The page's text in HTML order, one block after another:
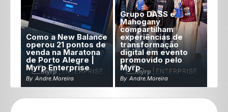
Como a New Balance
operou 21 pontos de
venda na Maratona
de Porto Alegre |
Myrp Enterprise
By Andre.moreira
Grupo DASS e
Mahogany
compartilham
experiências de
transformação
digital em evento
promovido pelo
Myrp
By Andre.moreira